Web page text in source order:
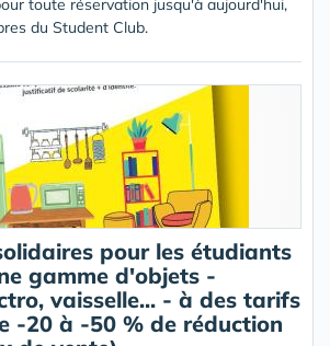
toute réservation jusqu'à aujourd'hui,
du Student Club.
pour les étudiants
gamme d'objets -
vaisselle... - à des tarifs
-20 à -50 % de réduction